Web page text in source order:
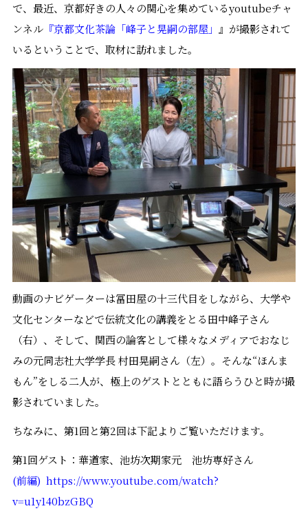
で、最近、京都好きの人々の関心を集めているyoutubeチャ
ンネル『京都文化茶論「峰子と晃嗣の部屋」 』が撮影されて
いるということで、取材に訪れました。
動画のナビゲーターは冨田屋の十三代目をしながら、大学や
文化センターなどで伝統文化の講義をとる田中峰子さん
（右）、そして、関西の論客として様々なメディアでおなじ
みの元同志社大学学長 村田晃嗣さん（左）。そんな“ほんま
もん”をしる二人が、極上のゲストとともに語らうひと時が撮
影されていました。
ちなみに、第1回と第2回は下記よりご覧いただけます。
第1回ゲスト：華道家、池坊次期家元 池坊専好さん
(前編) https://www.youtube.com/watch?
v=u1y140bzGBQ